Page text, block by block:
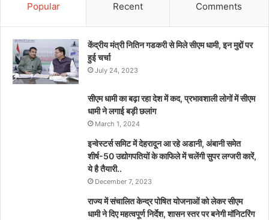
Popular Recent Comments
केंद्रीय मंत्री नितिन गडकरी से मिले सीएम धामी, इन मुद्दों पर
हुई चर्चा
July 24, 2023
सीएम धामी का बढ़ा रहा देश में कद, प्रभावशाली लोगों में सीएम
धामी ने लगाई बड़ी छलांग
March 1, 2024
इन्वेस्टर्स समिट में देहरादून आ रहे अडानी, अंबानी समेत
शीर्ष-50 उद्योगपतियों के काफिले में चलेंगी सुपर लग्जरी कारें,
ये है तैयारी..
December 7, 2023
राज्य में संचालित केन्द्र पोषित योजनाओं को लेकर सीएम
धामी ने दिए महत्वपूर्ण निर्देश, शासन स्तर पर बनेगी मॉनिटरिंग